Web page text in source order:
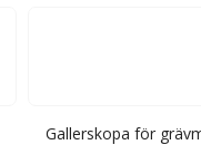
Gallerskopa för